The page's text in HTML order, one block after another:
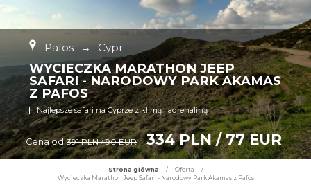
Pafos → Cypr
WYCIECZKA MARATHON JEEP
SAFARI - NARODOWY PARK AKAMAS
Z PAFOS
Najlepsze safari na Cyprze z klimą i adrenaliną
Cena od 391 PLN / 90 EUR 334 PLN / 77 EUR
Strona główna / Oferta
/
Wycieczka Marathon Jeep Safari - Narodowy Park Akamas z Pafos